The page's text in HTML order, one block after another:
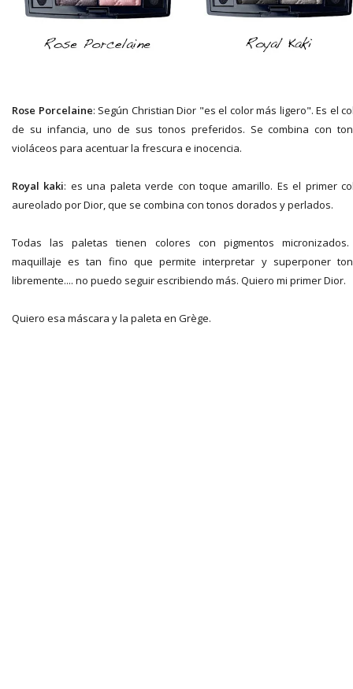
Rose Porcelaine: Según Christian Dior "es el color más ligero". Es el
de su infancia, uno de sus tonos preferidos. Se combina con
violáceos para acentuar la frescura e inocencia.
Royal kaki: es una paleta verde con toque amarillo. Es el primer
aureolado por Dior, que se combina con tonos dorados y perlados.
Todas las paletas tienen colores con pigmentos micronizados.
maquillaje es tan fino que permite interpretar y superponer
libremente.... no puedo seguir escribiendo más. Quiero mi primer Dior.
Quiero esa máscara y la paleta en Grège.